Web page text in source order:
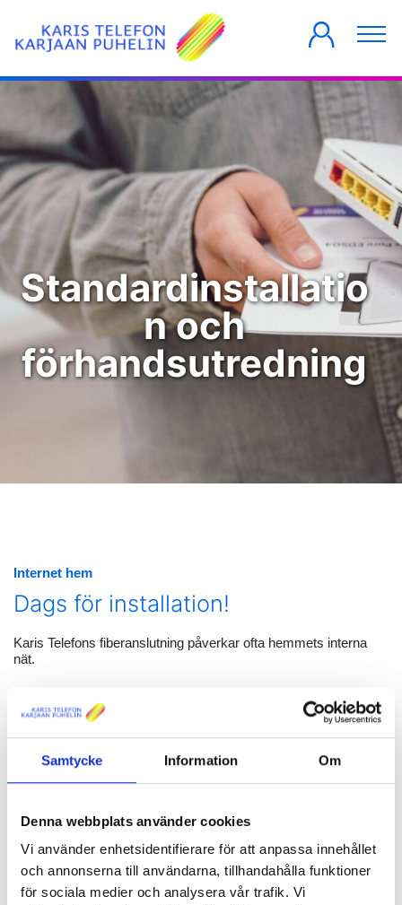
Samtycke Information Om
Denna webbplats använder cookies
Vi använder enhetsidentifierare för att anpassa innehållet
och annonserna till användarna, tillhandahålla funktioner
för sociala medier och analysera vår trafik. Vi
FÖRETAG
Internet hem
Standardinstallatio
n och
förhandsutredning
Dags för installation!
Karis Telefons fiberanslutning påverkar ofta hemmets interna
nät.
Standardinstallation (ingår i
beställningen)
Standardinstallationen ingår i anslutningens pris. Installationen
bruk på ett kostnadseffektivt sätt. Du ansvarar själv för
ibruktagningen av tjänster och eventuella kabeldragningar inne i
huset med hjälp av våra instruktioner.
I installationen ingår: